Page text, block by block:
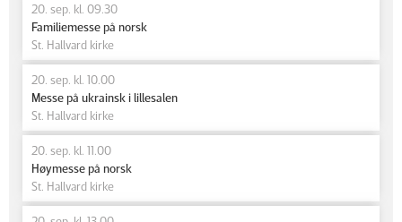
20. sep. kl. 09.30
Familiemesse på norsk
St. Hallvard kirke
20. sep. kl. 10.00
Messe på ukrainsk i lillesalen
St. Hallvard kirke
20. sep. kl. 11.00
Høymesse på norsk
St. Hallvard kirke